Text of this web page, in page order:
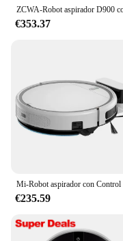
€353.37
€235.59